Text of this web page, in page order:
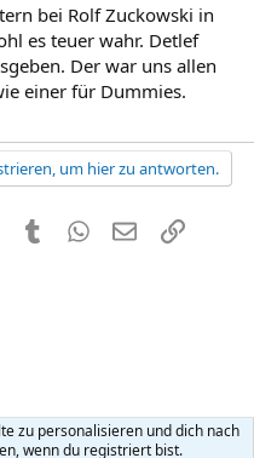
bei Rolf Zuckowski in
es teuer wahr. Detlef
Der war uns allen
einer für Dummies.
um hier zu antworten.
PinterestTumblr WhatsApp
E-MailLink
zu personalisieren und dich nach
wenn du registriert bist.